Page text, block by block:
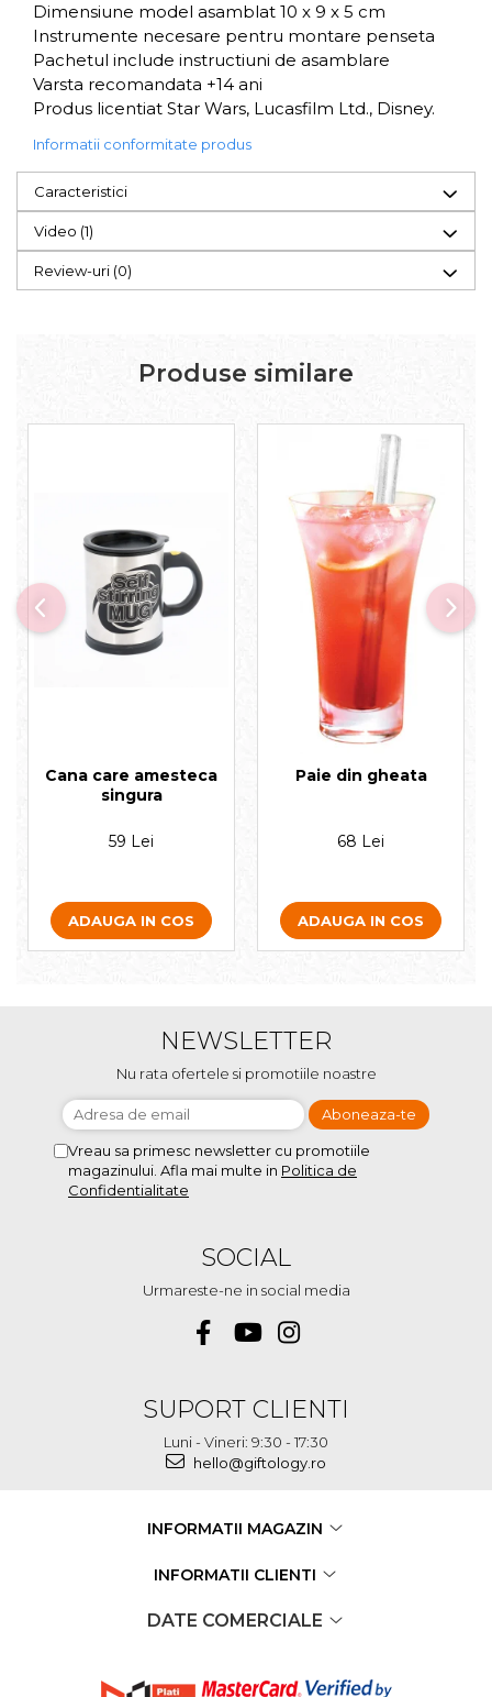
Dimensiune model asamblat 10 x 9 x 5 cm
Instrumente necesare pentru montare penseta
Pachetul include instructiuni de asamblare
Varsta recomandata +14 ani
Produs licentiat Star Wars, Lucasfilm Ltd., Disney.
Informatii conformitate produs
Caracteristici
Video (1)
Review-uri (0)
Produse similare
Cana care amesteca
singura
59 Lei
ADAUGA IN COS
Paie din gheata
68 Lei
ADAUGA IN COS
NEWSLETTER
Nu rata ofertele si promotiile noastre
Vreau sa primesc newsletter cu promotiile
magazinului. Afla mai multe in Politica de
Confidentialitate
SOCIAL
Urmareste-ne in social media
SUPORT CLIENTI
Luni - Vineri: 9:30 - 17:30
hello@giftology.ro
INFORMATII MAGAZIN
INFORMATII CLIENTI
DATE COMERCIALE